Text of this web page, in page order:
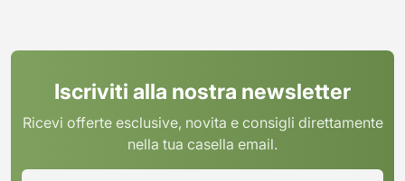
Iscriviti alla nostra newsletter
Ricevi offerte esclusive, novita e consigli direttamente
nella tua casella email.